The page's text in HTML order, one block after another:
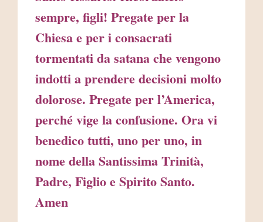
sempre, figli! Pregate per la
Chiesa e per i consacrati
tormentati da satana che vengono
indotti a prendere decisioni molto
dolorose. Pregate per l’America,
perché vige la confusione. Ora vi
benedico tutti, uno per uno, in
nome della Santissima Trinità,
Padre, Figlio e Spirito Santo.
Amen